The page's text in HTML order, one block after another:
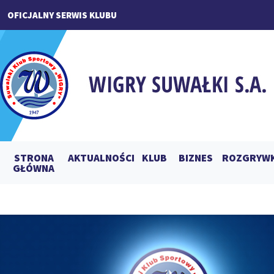
OFICJALNY SERWIS KLUBU
STRONA
GŁÓWNA
AKTUALNOŚCI KLUB BIZNES